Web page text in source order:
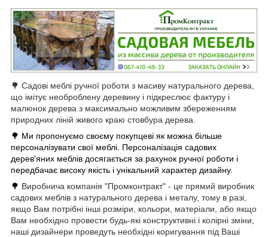
🌳 Садові меблі ручної роботи з масиву натурального дерева,
що імітує необроблену деревину і підкреслює фактуру і
малюнок дерева з максимально можливим збереженням
природних ліній живого краю стовбура дерева
🌳 Ми пропонуємо своєму покупцеві як можна більше
персоналізувати свої меблі. Персоналізація садових
дерев'яних меблів досягається за рахунок ручної роботи і
передбачає високу якість і унікальний характер дизайну.
🌳 Виробнича компанія "Промконтракт" - це прямий виробник
садових меблів з натурального дерева і металу, тому в разі,
якщо Вам потрібні інші розміри, кольори, матеріали, або якщо
Вам необхідно провести будь-які конструктивні і колірні зміни,
наші дизайнери проведуть необхідні коригування під Ваші